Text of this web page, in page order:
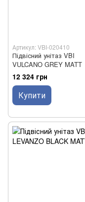
Артикул: VBI-020410
Підвісний унітаз VBI
VULCANO GREY MATT
12 324 грн
Купити